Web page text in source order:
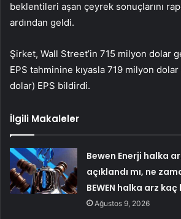
beklentileri aşan çeyrek sonuçlarını
ardından geldi.
Şirket, Wall Street’in 715 milyon dolar
EPS tahminine kıyasla 719 milyon
dolar) EPS bildirdi.
İlgili Makaleler
Bewen Enerji halka
açıklandı mı, ne
BEWEN halka arz
Ağustos 9, 2026